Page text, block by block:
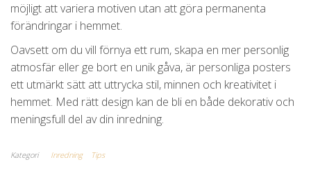
möjligt att variera motiven utan att göra permanenta
förändringar i hemmet.
Oavsett om du vill förnya ett rum, skapa en mer personlig
atmosfär eller ge bort en unik gåva, är personliga posters
ett utmärkt sätt att uttrycka stil, minnen och kreativitet i
hemmet. Med rätt design kan de bli en både dekorativ och
meningsfull del av din inredning.
Kategori Inredning Tips